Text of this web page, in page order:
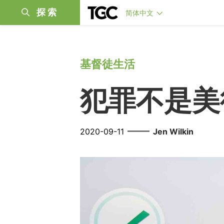
探索 简体中文
基督徒生活
犯罪不是
2020-09-11 —— Jen Wilkin